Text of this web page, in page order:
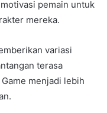
pemain untuk
mereka.
variasi
terasa
menjadi lebih